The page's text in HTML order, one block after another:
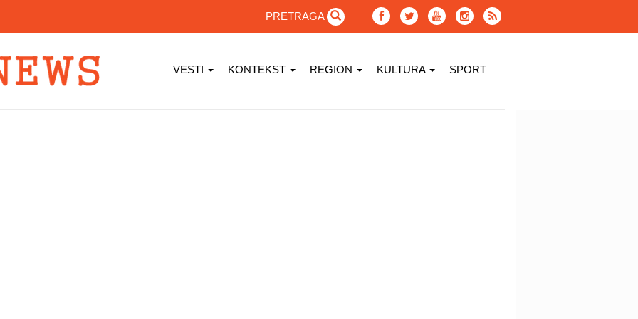
PRETRAGA
VESTI KONTEKST REGION KULTURA SPORT